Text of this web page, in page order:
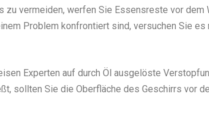
zu vermeiden, werfen Sie Essensreste vor dem
Problem konfrontiert sind, versuchen Sie
Experten auf durch Öl ausgelöste
sollten Sie die Oberfläche des Geschirrs vor